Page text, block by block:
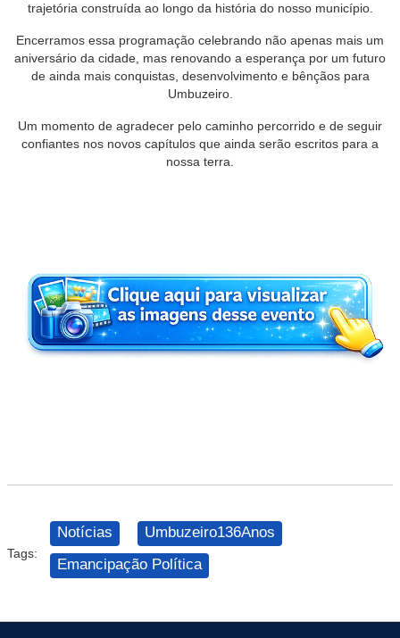
trajetória construída ao longo da história do nosso município.
Encerramos essa programação celebrando não apenas mais um
aniversário da cidade, mas renovando a esperança por um futuro
de ainda mais conquistas, desenvolvimento e bênçãos para
Umbuzeiro.
Um momento de agradecer pelo caminho percorrido e de seguir
confiantes nos novos capítulos que ainda serão escritos para a
nossa terra.
Tags:
Notícias
Umbuzeiro136Anos
Emancipação Política